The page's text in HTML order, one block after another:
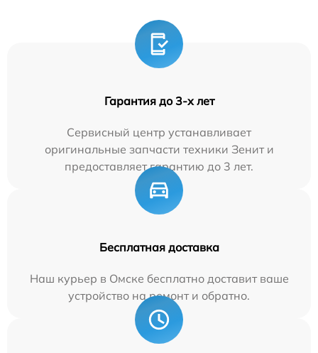
Гарантия до 3-х лет
Сервисный центр устанавливает
оригинальные запчасти техники Зенит и
предоставляет гарантию до 3 лет.
Бесплатная доставка
Наш курьер в Омске бесплатно доставит ваше
устройство на ремонт и обратно.